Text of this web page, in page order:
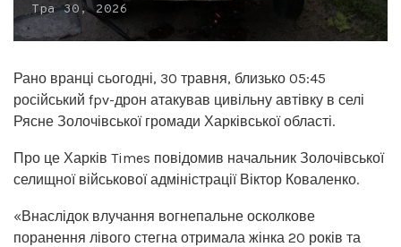
Тра 30, 2026
Рано вранці сьогодні, 30 травня, близько 05:45
російський fpv-дрон атакував цивільну автівку в селі
Рясне Золочівської громади Харківської області.
Про це Харків Times повідомив начальник Золочівської
селищної військової адміністрації Віктор Коваленко.
«Внаслідок влучання вогнепальне осколкове
поранення лівого стегна отримала жінка 20 років та